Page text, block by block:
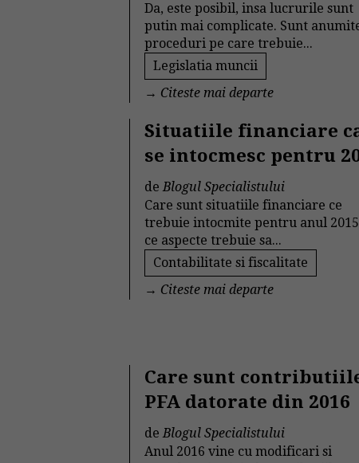
Da, este posibil, insa lucrurile sunt
putin mai complicate. Sunt
proceduri pe care trebuie...
Legislatia muncii
→ Citeste mai departe
Situatiile financiare
se intocmesc pentru
deBlogul Specialistului
Care sunt situatiile financiare ce
trebuie intocmite pentru anul
ce aspecte trebuie sa...
Contabilitate si fiscalitate
→ Citeste mai departe
Care sunt
PFA datorate din 2016
deBlogul Specialistului
Anul 2016 vine cu modificari si